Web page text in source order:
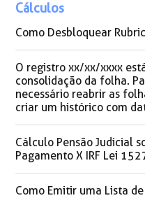
Cálculos
Como Desbloquear
O registro xx/xx/xxxx
consolidação da folha.
necessário reabrir as
criar um histórico com
Cálculo Pensão Judicial
Pagamento X IRF Lei
Como Emitir uma Lista